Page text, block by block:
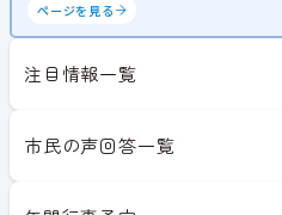
ページを見る
注目情報一覧
市民の声回答一覧